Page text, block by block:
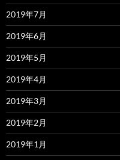
2019年7月
2019年6月
2019年5月
2019年4月
2019年3月
2019年2月
2019年1月